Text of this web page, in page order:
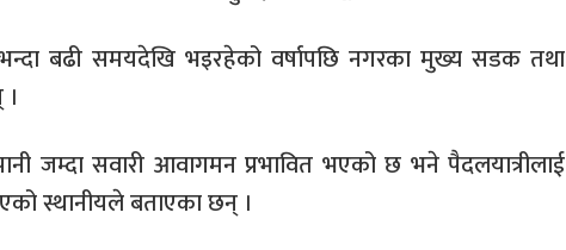
बढी समयदेखि भइरहेको वर्षापछि नगरका मुख्य सडक तथा
जम्दा सवारी आवागमन प्रभावित भएको छ भने पैदलयात्रीलाई
स्थानीयले बताएका छन् ।